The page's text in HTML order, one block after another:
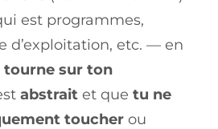
est programmes,
d’exploitation, etc. — en
sur ton
abstrait et que tu ne
toucher ou